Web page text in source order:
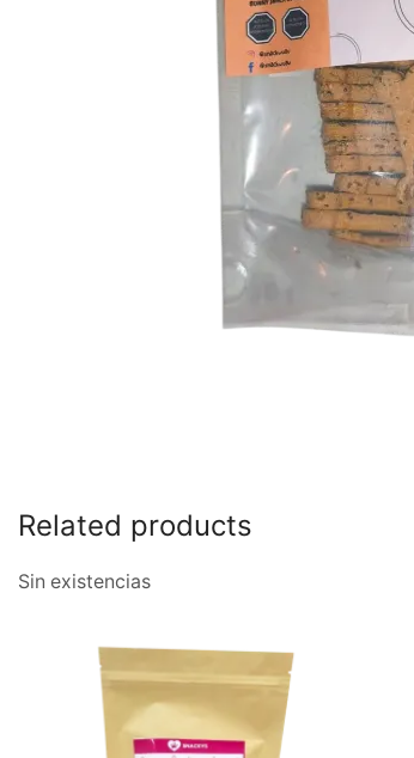
Related products
Sin existencias